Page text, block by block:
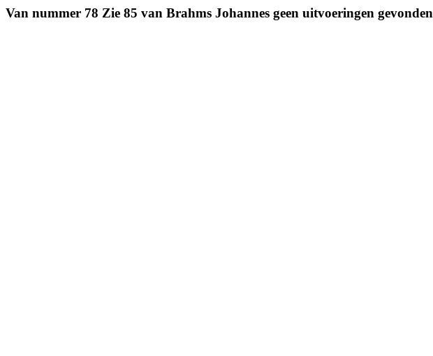
Van nummer 78 Zie 85 van Brahms Johannes geen uitvoeringen gevonden